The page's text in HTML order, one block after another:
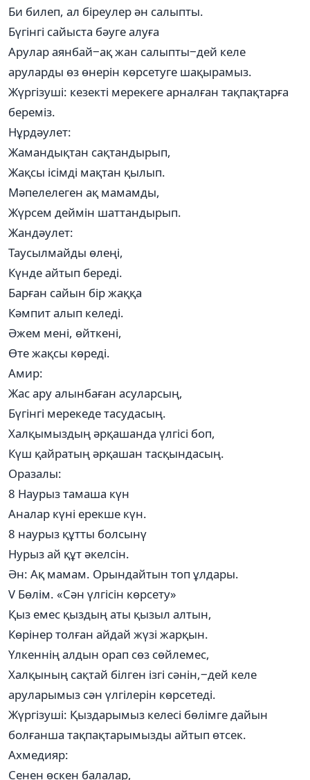
Би билеп, ал біреулер ән салыпты.
Бүгінгі сайыста бәуге алуға
Арулар аянбай‒ақ жан салыпты‒дей келе
аруларды өз өнерін көрсетуге шақырамыз.
Жүргізуші: кезекті мерекеге арналған тақпақтарға
береміз.
Нұрдәулет:
Жамандықтан сақтандырып,
Жақсы ісімді мақтан қылып.
Мәпелелеген ақ мамамды,
Жүрсем деймін шаттандырып.
Жандәулет:
Таусылмайды өлеңі,
Күнде айтып береді.
Барған сайын бір жаққа
Кәмпит алып келеді.
Әжем мені, өйткені,
Өте жақсы көреді.
Амир:
Жас ару алынбаған асуларсың,
Бүгінгі мерекеде тасудасың.
Халқымыздың әрқашанда үлгісі боп,
Күш қайратың әрқашан тасқындасың.
Оразалы:
8 Наурыз тамаша күн
Аналар күні ерекше күн.
8 наурыз құтты болсынү
Нурыз ай құт әкелсін.
Ән: Ақ мамам. Орындайтын топ ұлдары.
V Бөлім. «Сән үлгісін көрсету»
Қыз емес қыздың аты қызыл алтын,
Көрінер толған айдай жүзі жарқын.
Үлкеннің алдын орап сөз сөйлемес,
Халқының сақтай білген ізгі сәнін,‒дей келе
аруларымыз сән үлгілерін көрсетеді.
Жүргізуші: Қыздарымыз келесі бөлімге дайын
болғанша тақпақтарымызды айтып өтсек.
Ахмедияр:
Сенен өскен балалар,